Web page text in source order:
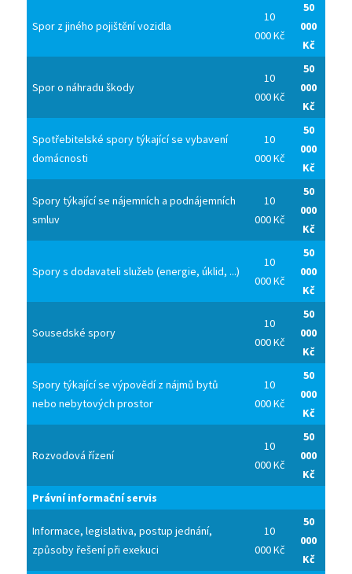
Spor z jiného pojištění vozidla
10
000 Kč
50
000
Kč
Spor o náhradu škody
10
000 Kč
50
000
Kč
Spotřebitelské spory týkající se vybavení
domácnosti
10
000 Kč
50
000
Kč
Spory týkající se nájemních a podnájemních
smluv
10
000 Kč
50
000
Kč
Spory s dodavateli služeb (energie, úklid, ...)
10
000 Kč
50
000
Kč
Sousedské spory
10
000 Kč
50
000
Kč
Spory týkající se výpovědí z nájmů bytů
nebo nebytových prostor
10
000 Kč
50
000
Kč
Rozvodová řízení
10
000 Kč
50
000
Kč
Právní informační servis
Informace, legislativa, postup jednání,
způsoby řešení při exekuci
10
000 Kč
50
000
Kč